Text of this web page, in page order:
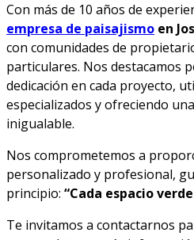
Con más de 10 años de
empresa de paisajismo en
con comunidades de
particulares. Nos destacamos
dedicación en cada proyecto,
especializados y ofreciendo
inigualable.
Nos comprometemos a
personalizado y profesional,
principio: “Cada espacio
Te invitamos a contactarnos